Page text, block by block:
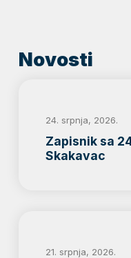
Novosti
24. srpnja, 2026.
Zapisnik sa
Skakavac
21. srpnja, 2026.